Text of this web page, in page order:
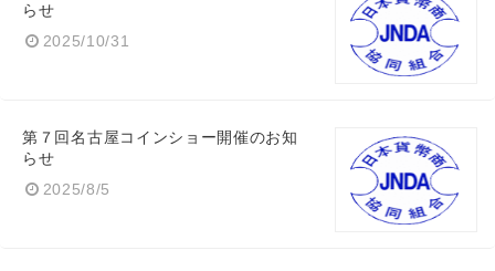
らせ
2025/10/31
第７回名古屋コインショー開催のお知
らせ
2025/8/5